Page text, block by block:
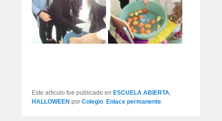
Este artículo fue publicado en ESCUELA ABIERTA,
HALLOWEEN por Colegio. Enlace permanente.